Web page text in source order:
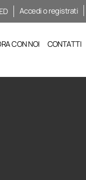
Accedi o registrati
CON NOI CONTATTI